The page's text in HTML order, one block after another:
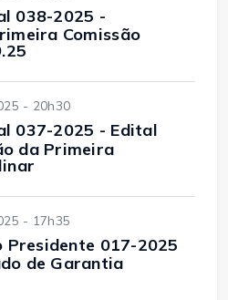
038-2025 -
Comissão
- 20h30
037-2025 - Edital
da Primeira
- 17h35
Presidente 017-2025
de Garantia